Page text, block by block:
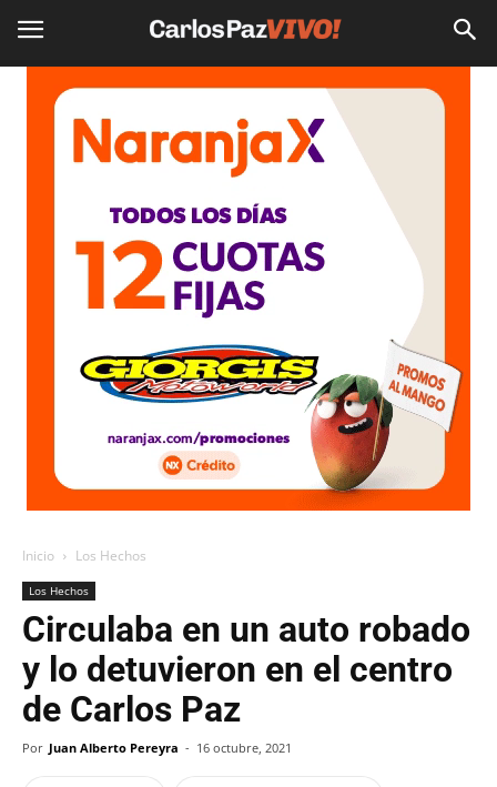
Inicio Los Hechos
Los Hechos
Circulaba en un auto robado
y lo detuvieron en el centro
de Carlos Paz
Por Juan Alberto Pereyra - 16 octubre, 2021